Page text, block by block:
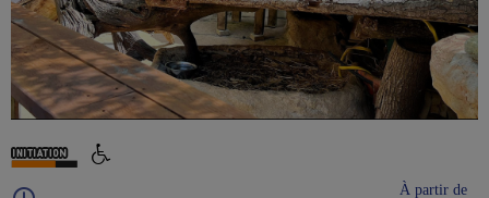
À partir de